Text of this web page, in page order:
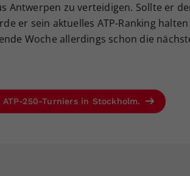
Antwerpen zu verteidigen. Sollte er
er sein aktuelles ATP-Ranking
Woche allerdings schon die
250-Turniers in Stockholm.